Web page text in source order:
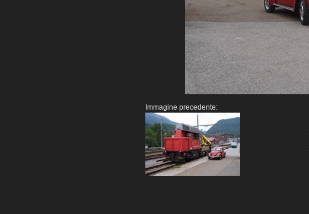
Immagine precedente: